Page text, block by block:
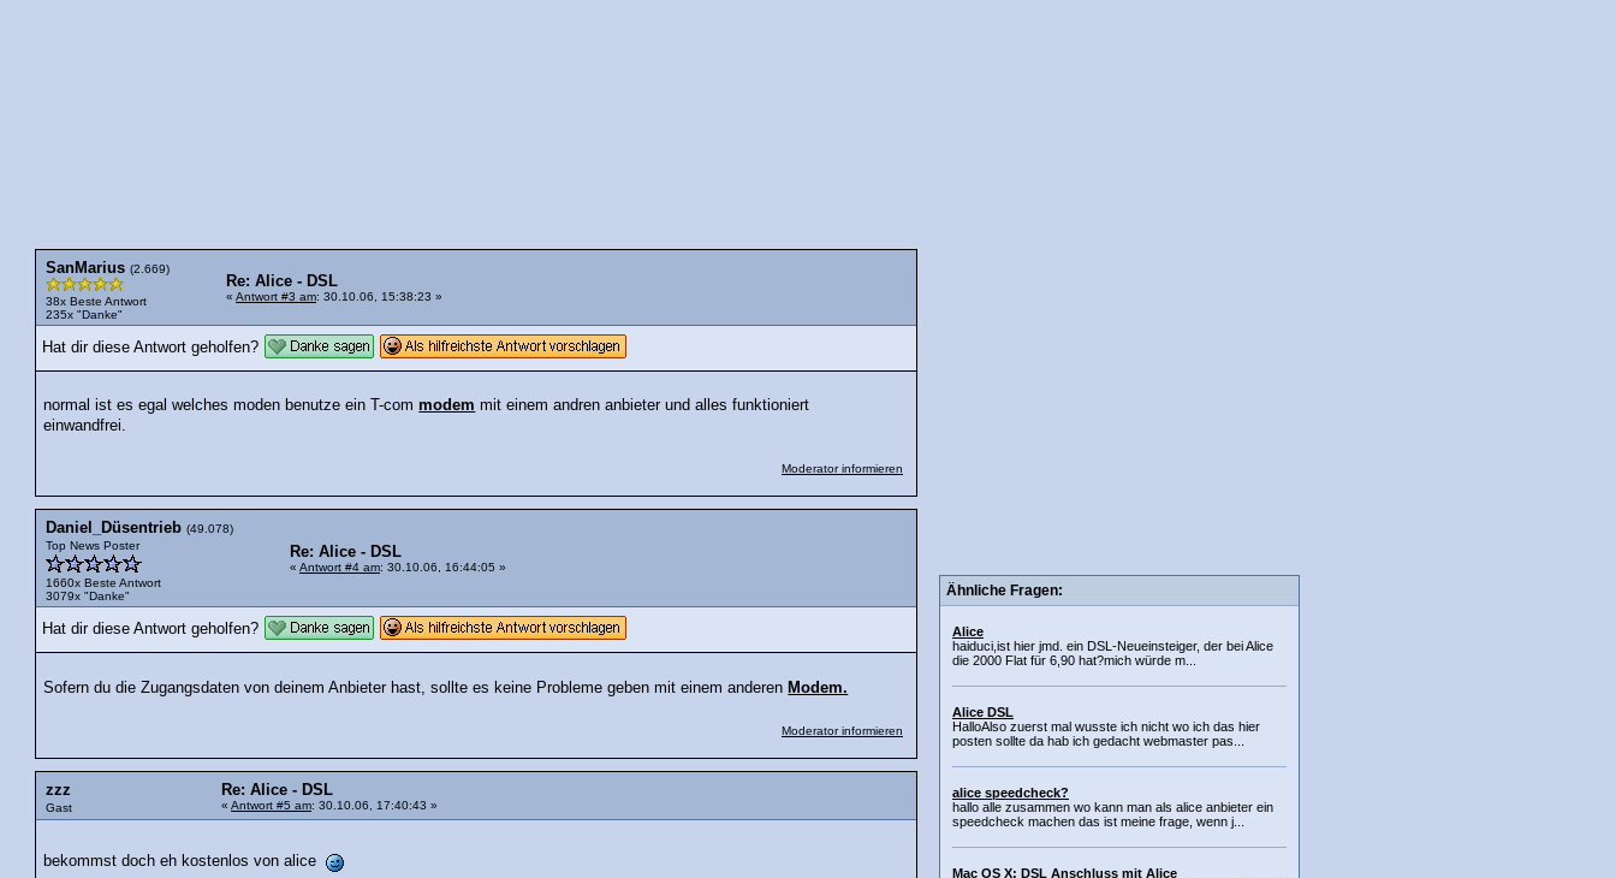
SanMarius (2.669)
38x Beste Antwort
235x "Danke"
Re: Alice - DSL
« Antwort #3 am: 30.10.06, 15:38:23 »
Hat dir diese Antwort geholfen?
normal ist es egal welches moden benutze ein T-commodem mit einem andren anbieter und alles funktioniert
einwandfrei.
Moderator informieren
Daniel_Düsentrieb (49.078)
Top News Poster
1660x Beste Antwort
3079x "Danke"
Re: Alice - DSL
« Antwort #4 am: 30.10.06, 16:44:05 »
Hat dir diese Antwort geholfen?
Sofern du die Zugangsdaten von deinem Anbieter hast, sollte es keine Probleme geben mit einem anderen Modem.
Moderator informieren
zzz
Gast
Re: Alice - DSL
« Antwort #5 am: 30.10.06, 17:40:43 »
bekommst doch eh kostenlos von alice
Ähnliche Fragen:
Alice
haiduci,ist hier jmd. ein DSL-Neueinsteiger, der bei Alice
die 2000 Flat für 6,90 hat?mich würde m...
Alice DSL
HalloAlso zuerst mal wusste ich nicht wo ich das hier
posten sollte da hab ich gedacht webmaster pas...
alice speedcheck?
hallo alle zusammen wo kann man als alice anbieter ein
speedcheck machen das ist meine frage, wenn j...
Mac OS X: DSL Anschluss mit Alice